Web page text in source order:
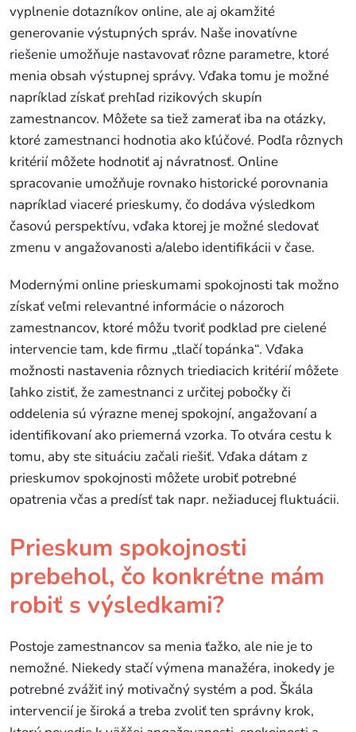
vyplnenie dotazníkov online, ale aj okamžité
generovanie výstupných správ. Naše inovatívne
riešenie umožňuje nastavovať rôzne parametre, ktoré
menia obsah výstupnej správy. Vďaka tomu je možné
napríklad získať prehľad rizikových skupín
zamestnancov. Môžete sa tiež zamerať iba na otázky,
ktoré zamestnanci hodnotia ako kľúčové. Podľa rôznych
kritérií môžete hodnotiť aj návratnosť. Online
spracovanie umožňuje rovnako historické porovnania
napríklad viaceré prieskumy, čo dodáva výsledkom
časovú perspektívu, vďaka ktorej je možné sledovať
zmenu v angažovanosti a/alebo identifikácii v čase.
Modernými online prieskumami spokojnosti tak možno
získať veľmi relevantné informácie o názoroch
zamestnancov, ktoré môžu tvoriť podklad pre cielené
intervencie tam, kde firmu „tlačí topánka“. Vďaka
možnosti nastavenia rôznych triediacich kritérií môžete
ľahko zistiť, že zamestnanci z určitej pobočky či
oddelenia sú výrazne menej spokojní, angažovaní a
identifikovaní ako priemerná vzorka. To otvára cestu k
tomu, aby ste situáciu začali riešiť. Vďaka dátam z
prieskumov spokojnosti môžete urobiť potrebné
opatrenia včas a predísť tak napr. nežiaducej fluktuácii.
Prieskum spokojnosti
prebehol, čo konkrétne mám
robiť s výsledkami?
Postoje zamestnancov sa menia ťažko, ale nie je to
nemožné. Niekedy stačí výmena manažéra, inokedy je
potrebné zvážiť iný motivačný systém a pod. Škála
intervencií je široká a treba zvoliť ten správny krok,